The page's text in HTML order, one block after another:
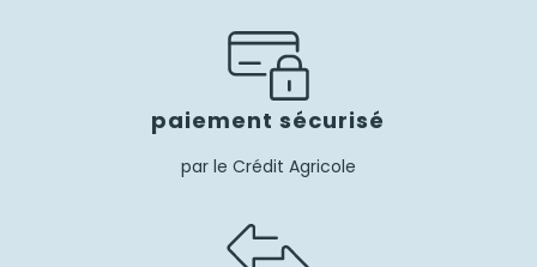
paiement sécurisé
par le Crédit Agricole